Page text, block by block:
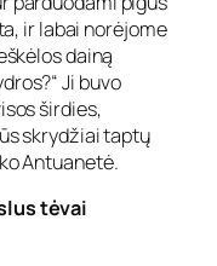
ir labai norėjome
dainą
Ji buvo
širdies,
skrydžiai taptų
Antuanetė.
tėvai